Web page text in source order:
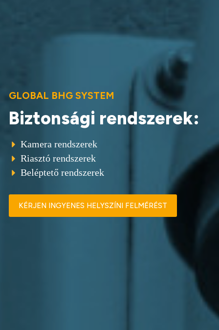
GLOBAL BHG SYSTEM
Biztonsági rendszerek:
Kamera rendszerek
Riasztó rendszerek
Beléptető rendszerek
KÉRJEN INGYENES HELYSZÍNI FELMÉRÉST